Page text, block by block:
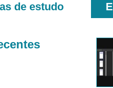
de estudo